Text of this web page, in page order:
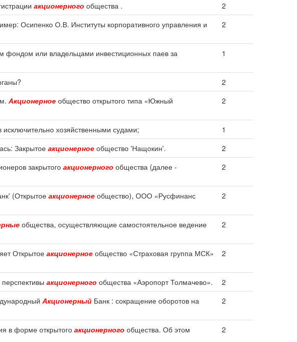
акционерного общества .
2
Осипенко О.В. Институты корпоративного управления и
2
фондом или владельцами инвестиционных паев за
1
2
Акционерное общество открытого типа «Южный
2
исключительно хозяйственными судами;
1
Закрытое акционерное общество 'Нащокин'.
2
закрытого акционерного общества (далее -
2
(Открытое акционерное общество), ООО «Русфинанс
2
общества, осуществляющие самостоятельное ведение
2
Открытое акционерное общество «Страховая группа МСК»
2
акционерного общества «Аэропорт Толмачево».
2
Акционерный Банк : сокращение оборотов на
2
в форме открытого акционерного общества. Об этом
2